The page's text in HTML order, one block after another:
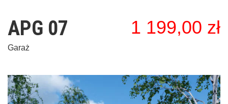
APG 07 1 199,00 zł
Garaż